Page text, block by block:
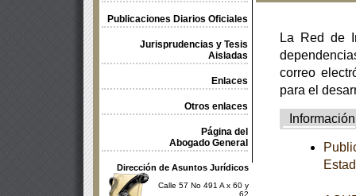
Publicaciones Diarios Oficiales
Jurisprudencias y Tesis
Aisladas
Enlaces
Otros enlaces
Página del
Abogado General
Dirección de Asuntos Jurídicos
Calle 57 No 491 A x 60 y
62
La Red de
correo
para el
Información